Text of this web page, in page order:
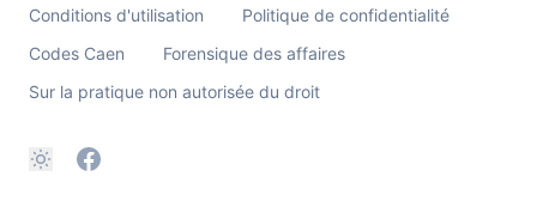
Conditions d'utilisation
Politique de confidentialité
Codes Caen
Forensique des affaires
Sur la pratique non autorisée du droit